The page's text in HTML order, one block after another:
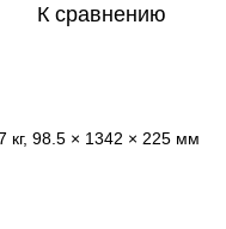
К сравнению
кг, 98.5 × 1342 × 225 мм